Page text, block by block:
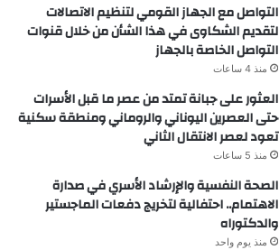
التواصل مع الجهاز القومي لتنظيم الاتصالات
لتقديم الشكاوى في هذا الشأن من خلال قنوات
التواصل الخاصة بالجهاز
منذ 4 ساعات
العثور على جبانة تمتد من عصر ما قبل الأسرات
حتى العصرين اليوناني والروماني ومنطقة سكنية
تعود لعصر الانتقال الثاني
منذ 5 ساعات
الصحة النفسية والإرشاد الأسري في صدارة
الاهتمام.. احتفالية لتخريج دفعات الماجستير
والدكتوراه
منذ يوم واحد